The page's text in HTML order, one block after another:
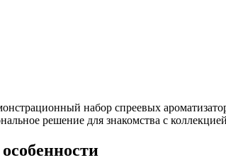
набор спреевых
решение для знакомства с